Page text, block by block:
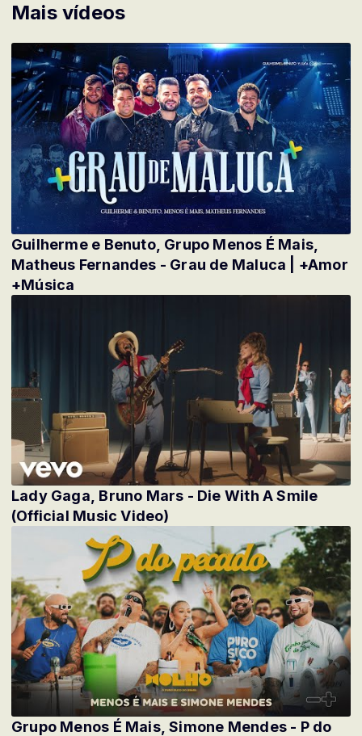
Mais vídeos
Guilherme e Benuto, Grupo Menos É Mais,
Matheus Fernandes - Grau de Maluca | +Amor
+Música
Lady Gaga, Bruno Mars - Die With A Smile
(Official Music Video)
Grupo Menos É Mais, Simone Mendes - P do